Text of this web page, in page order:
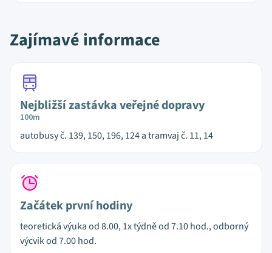
Zajímavé informace
Nejbližší zastávka veřejné dopravy
100m
autobusy č. 139, 150, 196, 124 a tramvaj č. 11, 14
Začátek první hodiny
teoretická výuka od 8.00, 1x týdně od 7.10 hod., odborný
výcvik od 7.00 hod.